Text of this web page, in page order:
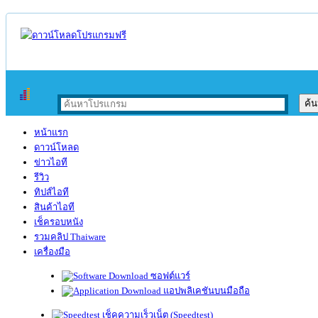
หน้าแรก
ดาวน์โหลด
ข่าวไอที
รีวิว
ทิปส์ไอที
สินค้าไอที
เช็ครอบหนัง
รวมคลิป Thaiware
เครื่องมือ
ซอฟต์แวร์
แอปพลิเคชันบนมือถือ
เช็คความเร็วเน็ต (Speedtest)